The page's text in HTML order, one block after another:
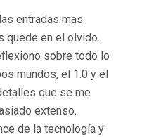
entradas mas
quede en el olvido.
sobre todo lo
mundos, el 1.0 y el
que se me
extenso.
de la tecnología y